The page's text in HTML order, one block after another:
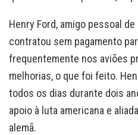
Henry Ford, amigo pessoal
contratou sem pagamento
frequentemente nos aviões
melhorias, o que foi feito.
todos os dias durante dois
apoio à luta americana e
alemã.